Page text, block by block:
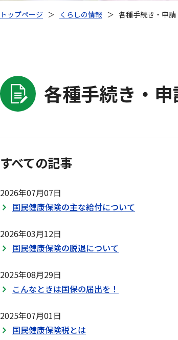
トップページ ＞ くらしの情報 ＞ 各種手続き・申請
各種手続き・
すべての記事
2026年07月07日
国民健康保険の主な給付について
2026年03月12日
国民健康保険の脱退について
2025年08月29日
こんなときは国保の届出を！
2025年07月01日
国民健康保険税とは